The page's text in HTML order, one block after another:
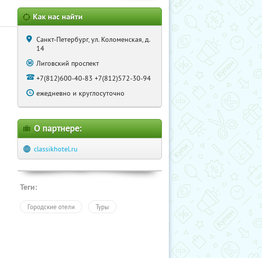
Как нас найти
Санкт-Петербург, ул. Коломенская, д.
14
Лиговский проспект
+7(812)600-40-83 +7(812)572-30-94
ежедневно и круглосуточно
О партнере:
classikhotel.ru
Теги:
Городские отели Туры